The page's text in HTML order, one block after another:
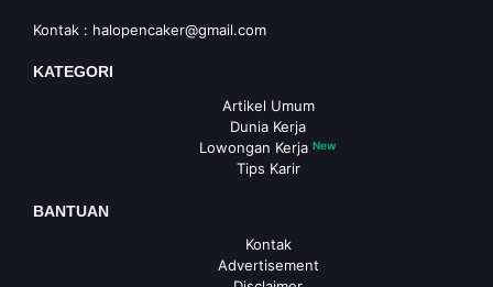
Kontak : halopencaker@gmail.com
KATEGORI
Artikel Umum
Dunia Kerja
Lowongan Kerja New
Tips Karir
BANTUAN
Kontak
Advertisement